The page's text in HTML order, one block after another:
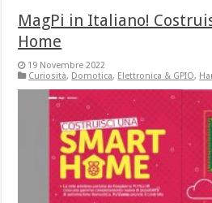
MagPi in Italiano!
Home
19 Novembre 2022
Curiosità, Domotica, Elettronica & GPIO,